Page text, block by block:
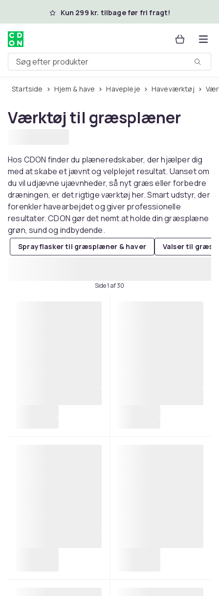
Spring til hovedindhold
Kun 299 kr. tilbage før fri fragt!
Søg efter produkter
Startside Hjem & have Havepleje Haveværktøj
Værktøj til græsplæner
Hos CDON finder du plæneredskaber, der hjælper dig
med at skabe et jævnt og velplejet resultat. Uanset om
du vil udjævne ujævnheder, så nyt græs eller forbedre
dræningen, er det rigtige værktøj her. Smart udstyr, der
forenkler havearbejdet og giver professionelle
resultater. CDON gør det nemt at holde din græsplæne
grøn, sund og indbydende.
Sprayflasker til græsplæner & haver Valser til
Side 1 af 30